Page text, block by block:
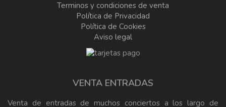
Terminos y condiciones de venta
Política de Privacidad
Política de Cookies
Aviso legal
VENTA ENTRADAS
Venta de entradas de muchos conciertos a los largo de